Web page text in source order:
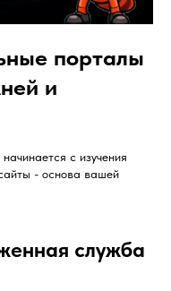
порталы
и
с изучения
- основа вашей
служба